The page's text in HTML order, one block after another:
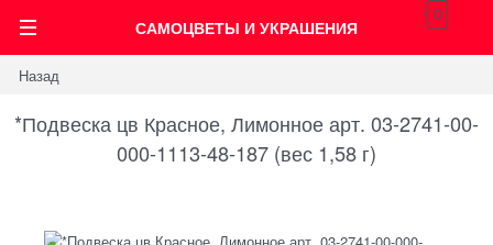
САМОЦВЕТЫ И УКРАШЕНИЯ
0
Назад
*Подвеска цв Красное, Лимонное арт. 03-2741-00-
000-1113-48-187 (вес 1,58 г)